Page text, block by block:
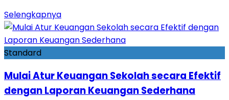
Selengkapnya
Standard
Mulai Atur Keuangan Sekolah secara Efektif
dengan Laporan Keuangan Sederhana